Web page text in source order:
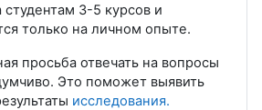
студентам 3-5 курсов и
только на личном опыте.
просьба отвечать на вопросы
Это поможет выявить
исследования.